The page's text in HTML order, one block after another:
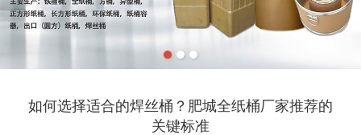
如何选择适合的焊丝桶？肥城全纸桶厂家推荐的
关键标准